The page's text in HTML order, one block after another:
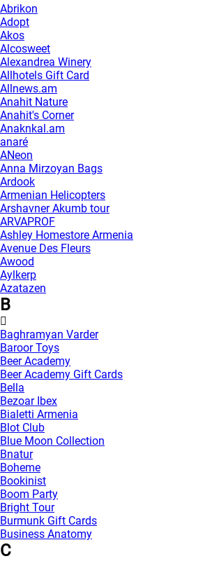
Abrikon
Adopt
Akos
Alcosweet
Alexandrea Winery
Allhotels Gift Card
Allnews.am
Anahit Nature
Anahit's Corner
Anaknkal.am
anaré
ANeon
Anna Mirzoyan Bags
Ardook
Armenian Helicopters
Arshavner Akumb tour
ARVAPROF
Ashley Homestore Armenia
Avenue Des Fleurs
Awood
Aylkerp
Azatazen
B
Baghramyan Varder
Baroor Toys
Beer Academy
Beer Academy Gift Cards
Bella
Bezoar Ibex
Bialetti Armenia
Blot Club
Blue Moon Collection
Bnatur
Boheme
Bookinist
Boom Party
Bright Tour
Burmunk Gift Cards
Business Anatomy
C